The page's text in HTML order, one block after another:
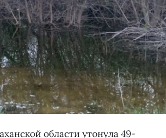
области утонула 49-